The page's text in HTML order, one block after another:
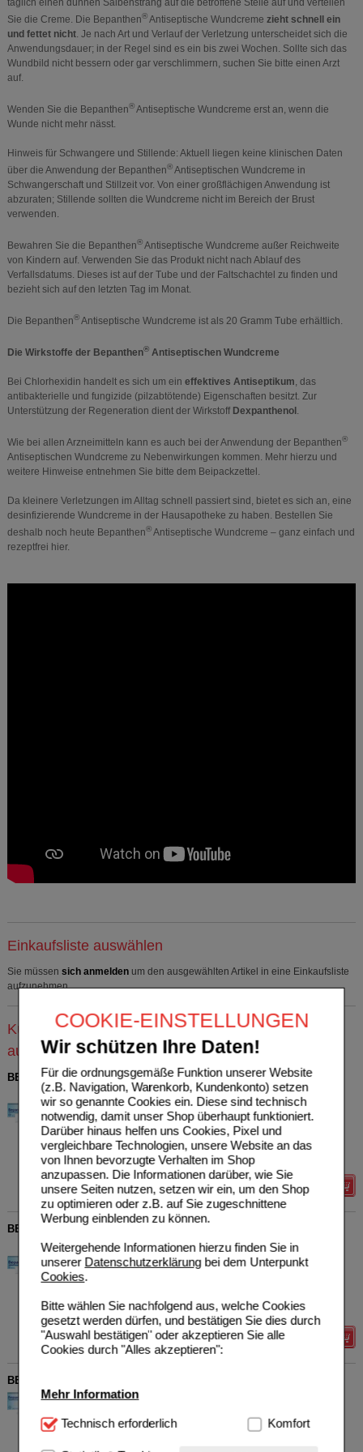
COOKIE-EINSTELLUNGEN
Wir schützen Ihre Daten!
Für die ordnungsgemäße Funktion unserer Website
(z.B. Navigation, Warenkorb, Kundenkonto) setzen
wir so genannte Cookies ein. Diese sind technisch
notwendig, damit unser Shop überhaupt funktioniert.
Darüber hinaus helfen uns Cookies, Pixel und
vergleichbare Technologien, unsere Website an das
von Ihnen bevorzugte Verhalten im Shop
anzupassen. Die Informationen darüber, wie Sie
unsere Seiten nutzen, setzen wir ein, um den Shop
zu optimieren oder z.B. auf Sie zugeschnittene
Werbung einblenden zu können.
Weitergehende Informationen hierzu finden Sie in
unserer Datenschutzerklärungbei dem Unterpunkt
Cookies.
Bitte wählen Sie nachfolgend aus, welche Cookies
gesetzt werden dürfen, und bestätigen Sie dies durch
"Auswahl bestätigen" oder akzeptieren Sie alle
Cookies durch "Alles akzeptieren":
Mehr Information
Technisch Notwendig:Hierbei handelt es sich um
Technisch erforderlich Komfort
täglich einen dünnen Salbenstrang auf die betroffene Stelle auf und verteilen
Sie die Creme. Die Bepanthen®Antiseptische Wundcreme zieht schnell ein
und fettet nicht. Je nach Art und Verlauf der Verletzung unterscheidet sich die
Anwendungsdauer; in der Regel sind es ein bis zwei Wochen. Sollte sich das
Wundbild nicht bessern oder gar verschlimmern, suchen Sie bitte einen Arzt
auf.
Wenden Sie die Bepanthen®Antiseptische Wundcreme erst an, wenn die
Wunde nicht mehr nässt.
Hinweis für Schwangere und Stillende: Aktuell liegen keine klinischen Daten
über die Anwendung der Bepanthen®Antiseptischen Wundcreme in
Schwangerschaft und Stillzeit vor. Von einer großflächigen Anwendung ist
abzuraten; Stillende sollten die Wundcreme nicht im Bereich der Brust
verwenden.
Bewahren Sie die Bepanthen®Antiseptische Wundcreme außer Reichweite
von Kindern auf. Verwenden Sie das Produkt nicht nach Ablauf des
Verfallsdatums. Dieses ist auf der Tube und der Faltschachtel zu finden und
bezieht sich auf den letzten Tag im Monat.
Die Bepanthen®Antiseptische Wundcreme ist als 20 Gramm Tube erhältlich.
Die Wirkstoffe der Bepanthen®Antiseptischen Wundcreme
Bei Chlorhexidin handelt es sich um ein effektives Antiseptikum, das
antibakterielle und fungizide (pilzabtötende) Eigenschaften besitzt. Zur
Unterstützung der Regeneration dient der Wirkstoff Dexpanthenol .
Wie bei allen Arzneimitteln kann es auch bei der Anwendung der Bepanthen®
Antiseptischen Wundcreme zu Nebenwirkungen kommen. Mehr hierzu und
weitere Hinweise entnehmen Sie bitte dem Beipackzettel.
Da kleinere Verletzungen im Alltag schnell passiert sind, bietet es sich an, eine
desinfizierende Wundcreme in der Hausapotheke zu haben. Bestellen Sie
deshalb noch heute Bepanthen®Antiseptische Wundcreme – ganz einfach und
rezeptfrei hier.
Einkaufsliste auswählen
Sie müssen sich anmelden um den ausgewählten Artikel in eine Einkaufsliste
aufzunehmen.
Kunden, die dieses Produkt gekauft haben, kauften
auch
BEPANTHEN Wund- und Heilsalbe
Bayer Vital GmbH
01578818
50 g Salbe
AVP
Unser Preis*
Sie sparen 4,24 €
Grundpreis
Details
BEPANTHEN Wund- und Heilsalbe
Bayer Vital GmbH
01580241
20g
AVP***
Grundpreis
249,50 €
Details
BEPANTHEN Augen- und Nasensalbe
Bayer Vital GmbH
10g Augen- u. Nasensalbe *